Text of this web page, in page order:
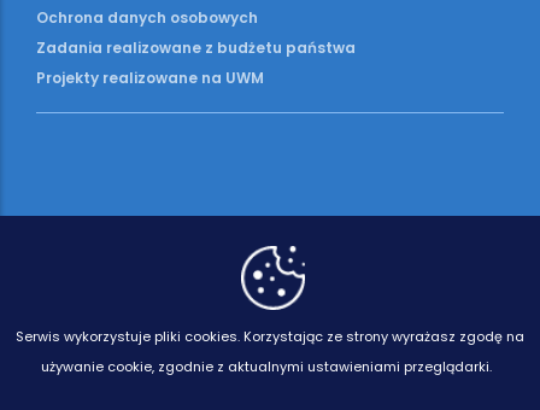
Ochrona danych osobowych
Zadania realizowane z budżetu państwa
Projekty realizowane na UWM
Serwis wykorzystuje pliki cookies. Korzystając ze strony wyrażasz zgodę na
używanie cookie, zgodnie z aktualnymi ustawieniami przeglądarki.